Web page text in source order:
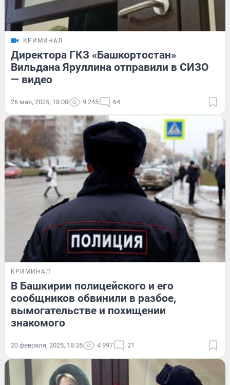
КРИМИНАЛ
Директора ГКЗ «Башкортостан»
Вильдана Яруллина отправили в СИЗО
— видео
26 мая, 2025, 18:00 9 245 64
КРИМИНАЛ
В Башкирии полицейского и его
сообщников обвинили в разбое,
вымогательстве и похищении
знакомого
20 февраля, 2025, 18:35 4 997 21